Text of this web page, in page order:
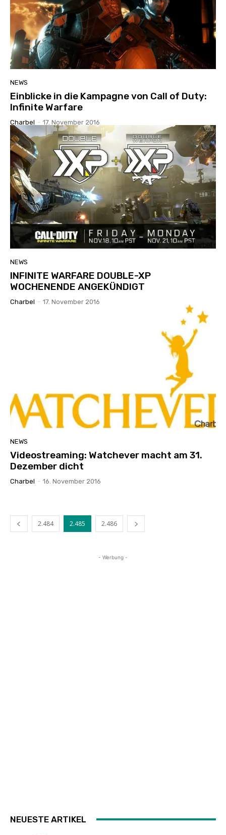
NEWS
Einblicke in die Kampagne von Call of Duty:
Infinite Warfare
Charbel - 17. November 2016
NEWS
INFINITE WARFARE DOUBLE-XP
WOCHENENDE ANGEKÜNDIGT
Charbel - 17. November 2016
NEWS
Videostreaming: Watchever macht am 31.
Dezember dicht
Charbel - 16. November 2016
2.484 2.485 2.486
- Werbung -
NEUESTE ARTIKEL